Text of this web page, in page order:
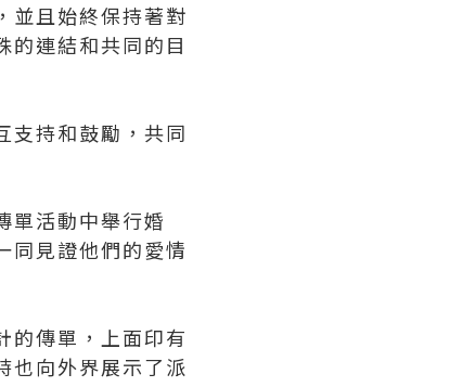
並且始終保持著對
的連結和共同的目
支持和鼓勵，共同
單活動中舉行婚
同見證他們的愛情
的傳單，上面印有
也向外界展示了派